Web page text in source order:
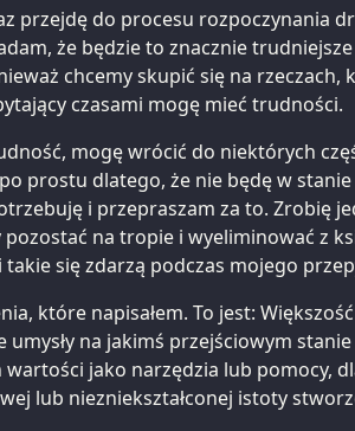
przejdę do procesu rozpoczynania
że będzie to znacznie
chcemy skupić się na rzeczach,
czasami mogę mieć trudności.
mogę wrócić do niektórych
prostu dlatego, że nie będę w
i przepraszam za to. Zrobię
pozostać na tropie i wyeliminować z
się zdarzą podczas mojego
które napisałem. To jest:
na jakimś przejściowym stanie
wartości jako narzędzia lub pomocy,
lub niezniekształconej istoty